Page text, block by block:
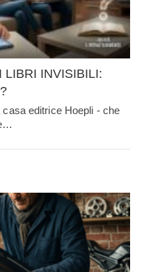
LIBRI INVISIBILI:
editrice Hoepli - che